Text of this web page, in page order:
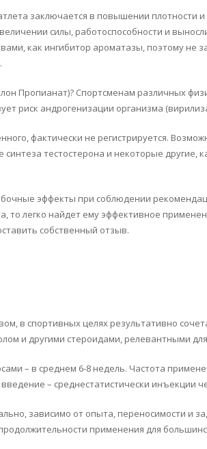
заключается в повышении
силы, работоспособности и
как ингибитор ароматазы, поэтому
Пропианат)? Спортсменам различных
риск андрогенизации организма
фактически не регистрируется.
тестостерона и некоторые
эффекты при соблюдении
то легко найдет ему эффективное
собственный отзыв.
в спортивных целях результативно
и другими стероидами, релевантными
– в среднем 6-8 недель. Частота
– среднестатистически инъекции
зависимо от опыта, переносимости и
применения для